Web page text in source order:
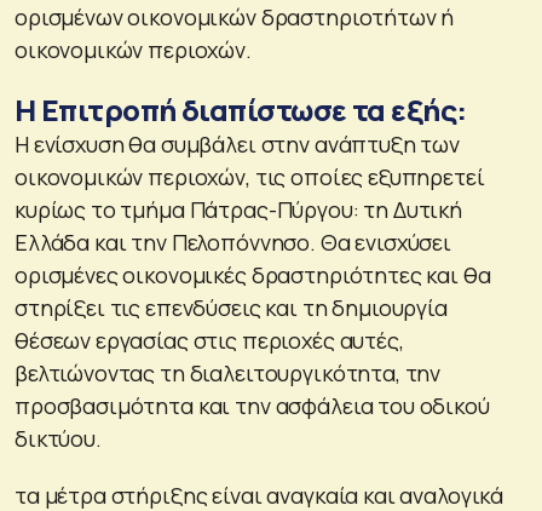
ορισμένων οικονομικών δραστηριοτήτων ή
οικονομικών περιοχών.
Η Επιτροπή διαπίστωσε τα εξής:
Η ενίσχυση θα συμβάλει στην ανάπτυξη των
οικονομικών περιοχών, τις οποίες εξυπηρετεί
κυρίως το τμήμα Πάτρας-Πύργου: τη Δυτική
Ελλάδα και την Πελοπόννησο. Θα ενισχύσει
ορισμένες οικονομικές δραστηριότητες και θα
στηρίξει τις επενδύσεις και τη δημιουργία
θέσεων εργασίας στις περιοχές αυτές,
βελτιώνοντας τη διαλειτουργικότητα, την
προσβασιμότητα και την ασφάλεια του οδικού
δικτύου.
τα μέτρα στήριξης είναι αναγκαία και αναλογικά